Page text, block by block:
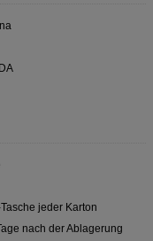
jeder Karton
nach der Ablagerung